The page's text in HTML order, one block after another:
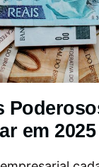
em 2025